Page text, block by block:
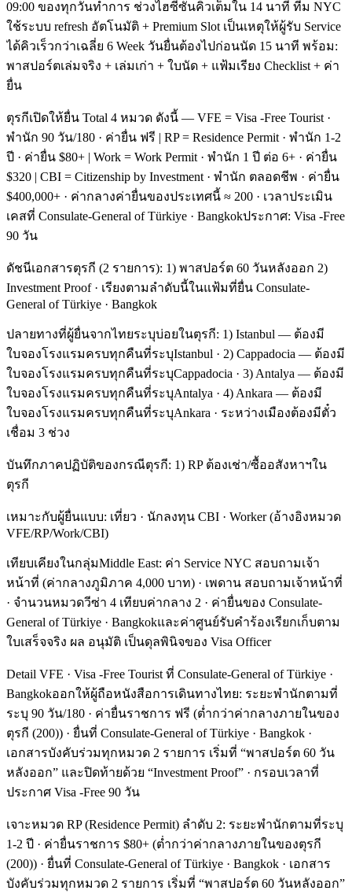
09:00 ของทุกวันทำการ ช่วงไฮซีซั่นคิวเต็มใน 14 นาที ทีม NYC
ใช้ระบบ refresh อัตโนมัติ + Premium Slot เป็นเหตุให้ผู้รับ Service
ได้คิวเร็วกว่าเฉลี่ย 6 Week วันยื่นต้องไปก่อนนัด 15 นาที พร้อม:
พาสปอร์ตเล่มจริง + เล่มเก่า + ใบนัด + แฟ้มเรียง Checklist + ค่า
ยื่น
ตุรกีเปิดให้ยื่น Total 4 หมวด ดังนี้ — VFE = Visa -Free Tourist ·
พำนัก 90 วัน/180 · ค่ายื่น ฟรี | RP = Residence Permit · พำนัก 1-2
ปี · ค่ายื่น $80+ | Work = Work Permit · พำนัก 1 ปี ต่อ 6+ · ค่ายื่น
$320 | CBI = Citizenship by Investment · พำนัก ตลอดชีพ · ค่ายื่น
$400,000+ · ค่ากลางค่ายื่นของประเทศนี้ ≈ 200 · เวลาประเมิน
เคสที่ Consulate-General of Türkiye · Bangkokประกาศ: Visa -Free
90 วัน
ดัชนีเอกสารตุรกี (2 รายการ): 1) พาสปอร์ต 60 วันหลังออก 2)
Investment Proof · เรียงตามลำดับนี้ในแฟ้มที่ยื่น Consulate-
General of Türkiye · Bangkok
ปลายทางที่ผู้ยื่นจากไทยระบุบ่อยในตุรกี: 1) Istanbul — ต้องมี
ใบจองโรงแรมครบทุกคืนที่ระบุIstanbul · 2) Cappadocia — ต้องมี
ใบจองโรงแรมครบทุกคืนที่ระบุCappadocia · 3) Antalya — ต้องมี
ใบจองโรงแรมครบทุกคืนที่ระบุAntalya · 4) Ankara — ต้องมี
ใบจองโรงแรมครบทุกคืนที่ระบุAnkara · ระหว่างเมืองต้องมีตั๋ว
เชื่อม 3 ช่วง
บันทึกภาคปฏิบัติของกรณีตุรกี: 1) RP ต้องเช่า/ซื้ออสังหาฯใน
ตุรกี
เหมาะกับผู้ยื่นแบบ: เที่ยว · นักลงทุน CBI · Worker (อ้างอิงหมวด
VFE/RP/Work/CBI)
เทียบเคียงในกลุ่มMiddle East: ค่า Service NYC สอบถามเจ้า
หน้าที่ (ค่ากลางภูมิภาค 4,000 บาท) · เพดาน สอบถามเจ้าหน้าที่
· จำนวนหมวดวีซ่า 4 เทียบค่ากลาง 2 · ค่ายื่นของ Consulate-
General of Türkiye · Bangkokและค่าศูนย์รับคำร้องเรียกเก็บตาม
ใบเสร็จจริง ผล อนุมัติ เป็นดุลพินิจของ Visa Officer
Detail VFE · Visa -Free Tourist ที่ Consulate-General of Türkiye ·
Bangkokออกให้ผู้ถือหนังสือการเดินทางไทย: ระยะพำนักตามที่
ระบุ 90 วัน/180 · ค่ายื่นราชการ ฟรี (ต่ำกว่าค่ากลางภายในของ
ตุรกี (200)) · ยื่นที่ Consulate-General of Türkiye · Bangkok ·
เอกสารบังคับร่วมทุกหมวด 2 รายการ เริ่มที่ “พาสปอร์ต 60 วัน
หลังออก” และปิดท้ายด้วย “Investment Proof” · กรอบเวลาที่
ประกาศ Visa -Free 90 วัน
เจาะหมวด RP (Residence Permit) ลำดับ 2: ระยะพำนักตามที่ระบุ
1-2 ปี · ค่ายื่นราชการ $80+ (ต่ำกว่าค่ากลางภายในของตุรกี
(200)) · ยื่นที่ Consulate-General of Türkiye · Bangkok · เอกสาร
บังคับร่วมทุกหมวด 2 รายการ เริ่มที่ “พาสปอร์ต 60 วันหลังออก”